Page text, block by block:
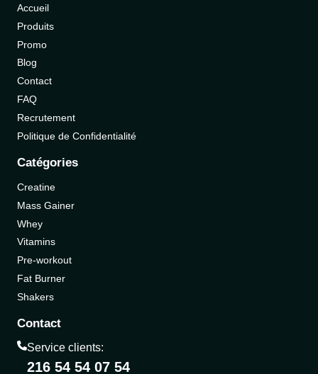
Accueil
Produits
Promo
Blog
Contact
FAQ
Recrutement
Politique de Confidentialité
Catégories
Creatine
Mass Gainer
Whey
Vitamins
Pre-workout
Fat Burner
Shakers
Contact
Service clients:
216 54 54 07 54